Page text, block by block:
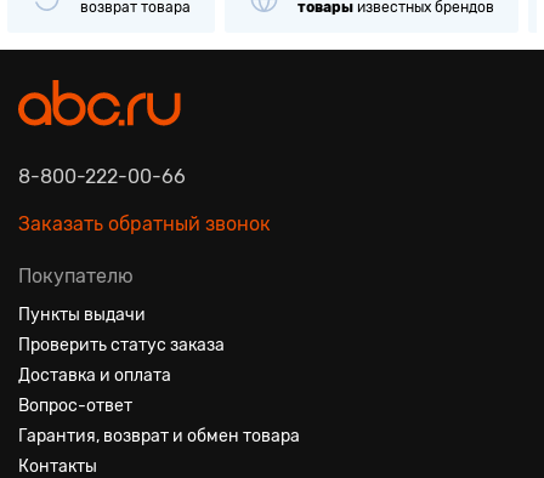
возврат товара
товары известных брендов
8-800-222-00-66
Заказать обратный звонок
Покупателю
Пункты выдачи
Проверить статус заказа
Доставка и оплата
Вопрос-ответ
Гарантия, возврат и обмен товара
Контакты